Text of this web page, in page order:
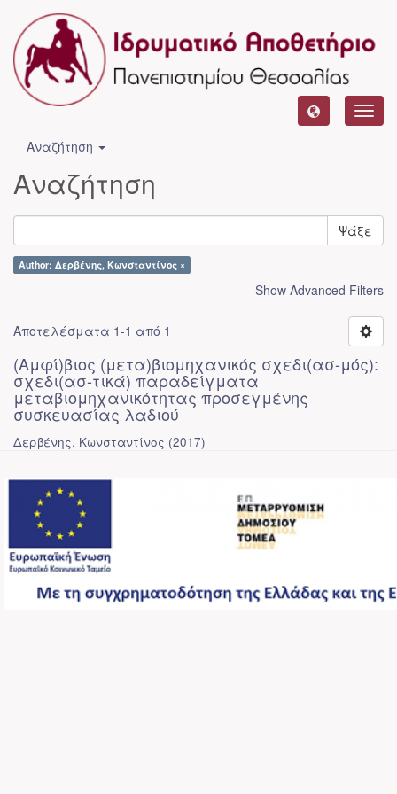
Αναζήτηση
Αναζήτηση
Ψάξε
Author: Δερβένης, Κωνσταντίνος ×
Show Advanced Filters
Αποτελέσματα 1-1 από 1
(Αμφί)βιος (μετα)βιομηχανικός σχεδι(ασ-μός):
σχεδι(ασ-τικά) παραδείγματα
μεταβιομηχανικότητας προσεγμένης
συσκευασίας λαδιού
Δερβένης, Κωνσταντίνος (2017)